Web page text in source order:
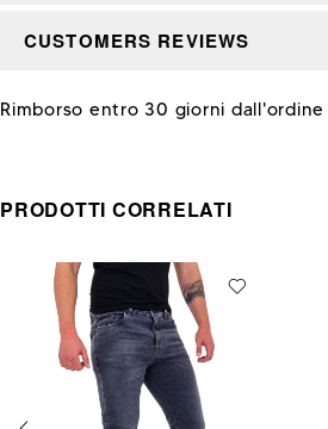
CUSTOMERS REVIEWS
Rimborso entro 30 giorni dall'ordine
PRODOTTI CORRELATI